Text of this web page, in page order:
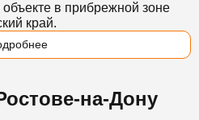
в прибрежной зоне
край.
на-Дону